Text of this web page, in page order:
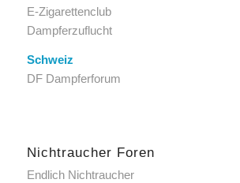
E-Zigarettenclub
Dampferzuflucht
Schweiz
DF Dampferforum
Nichtraucher Foren
Endlich Nichtraucher